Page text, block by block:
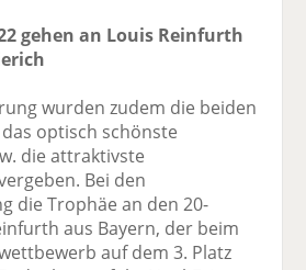
gehen an Louis Reinfurth
wurden zudem die beiden
optisch schönste
die attraktivste
Bei den
die Trophäe an den 20-
aus Bayern, der beim
auf dem 3. Platz